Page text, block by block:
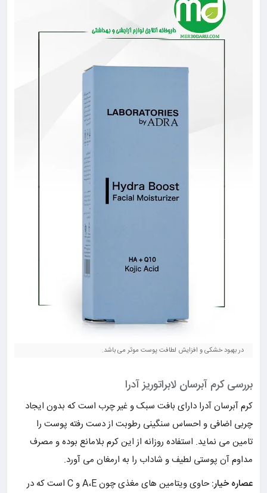
در بهبود خشکی و افزایش لطافت پوست موثر می باشد.
بررسی کرم آبرسان لابراتوریز آدرا
کرم آبرسان آدرا دارای بافت سبک و غیر چرب است که بدون ایجاد
چربی اضافی و احساس سنگینی رطوبت از دست رفته پوست را
تامین می نماید. استفاده روزانه از این کرم بلامانع بوده و مصرف
مداوم آن پوستی لطیف و شاداب را به ارمغان می آورد.
عصاره خیار:
حاوی ویتامین های مغذی چون A،E و C است که در